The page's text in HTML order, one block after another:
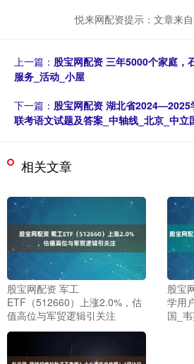
悦来网配资提示：文章来
上一篇： 股宝网配资 三年5000个家庭，
服务_活动_小屋
下一篇： 股宝网配资 湖北省2024—2025
联考语文试题及答案_中轴线_北京_中立
相关文章
股宝网配资 军工
ETF（512660）上涨2.0%，估
值高位与军贸逻辑引关注
股宝
学用
国_